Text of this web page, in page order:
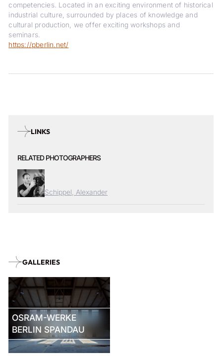
competencies. Located in an exciting environment of historical
industrial culture, surrounded by places of knowledge and
cultural production, we offer exciting workshops and
seminars.
https://pberlin.net/
LINKS
RELATED PHOTOGRAPHERS
Schippel, Alexander
GALLERIES
OSRAM-WERKE
BERLIN SPANDAU